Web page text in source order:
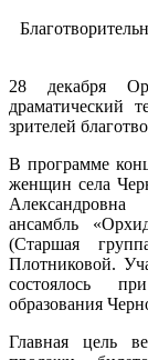
28 декабря
драматический
зрителей
В программе
женщин села
ансамбль
(Старшая
Плотниковой.
состоялось
образования
Главная цель